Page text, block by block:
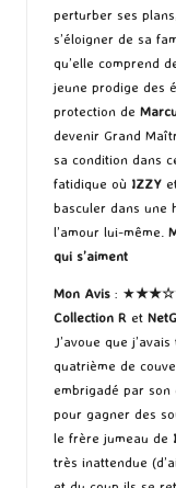
perturber ses
s’éloigner de sa
qu’elle comprend
jeune prodige des
protection de
devenir Grand
sa condition dans
fatidique où IZZY
basculer dans une
l’amour lui-même.
qui s’aiment
Mon Avis : ★
Collection R et
J’avoue que
quatrième de
embrigadé par son
pour gagner des
le frère jumeau de
très inattendue